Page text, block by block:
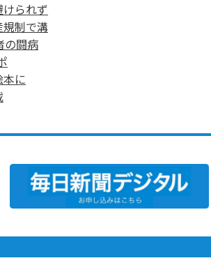
られず
制で溝
の闘病
に